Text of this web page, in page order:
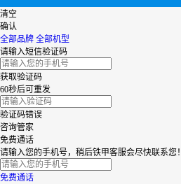
新疆
香港
云南
浙江
清空
确认
全部品牌 全部机型
请输入短信验证码
获取验证码
60秒后可重发
验证码错误
咨询管家
免费通话
请输入您的手机号，稍后铁甲客服会尽快联系您！
免费通话